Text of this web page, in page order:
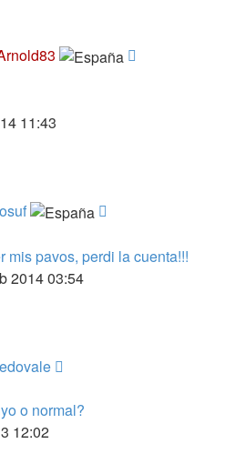
11:43
mis pavos, perdi la cuenta!!!
2014 03:54
o normal?
12:02